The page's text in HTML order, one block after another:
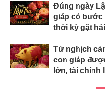
Đúng ngày
giáp có bước
thời kỳ gặt hái
Từ nghịch
con giáp
lớn, tài chính